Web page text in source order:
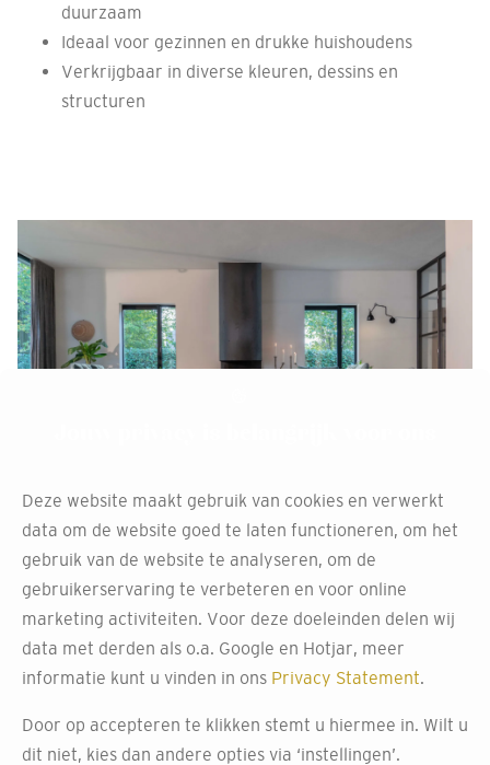
duurzaam
Ideaal voor gezinnen en drukke huishoudens
Verkrijgbaar in diverse kleuren, dessins en
structuren
Breng je huis tot leven
Deze website maakt gebruik van cookies en verwerkt
data om de website goed te laten functioneren, om het
gebruik van de website te analyseren, om de
gebruikerservaring te verbeteren en voor online
marketing activiteiten. Voor deze doeleinden delen wij
data met derden als o.a. Google en Hotjar, meer
informatie kunt u vinden in ons Privacy Statement
Door op accepteren te klikken stemt u hiermee in. Wilt u
dit niet, kies dan andere opties via ‘instellingen’.